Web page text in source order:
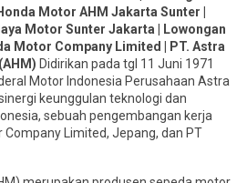
Motor AHM Jakarta Sunter |
Motor Sunter Jakarta | Lowongan
Motor Company Limited | PT. Astra
Didirikan pada tgl 11 Juni 1971
Motor Indonesia Perusahaan Astra
keunggulan teknologi dan
sebuah pengembangan kerja
Limited, Jepang, dan PT